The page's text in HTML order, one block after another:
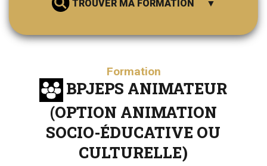
TROUVER MA FORMATION
Formation
BPJEPS ANIMATEUR
(OPTION ANIMATION
SOCIO-ÉDUCATIVE OU
CULTURELLE)